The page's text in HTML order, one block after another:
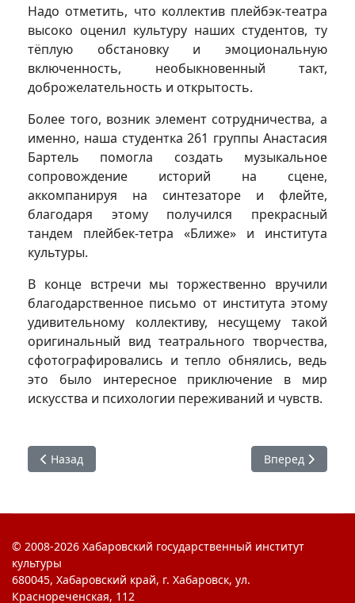
Надо отметить, что коллектив плейбэк-театра
высоко оценил культуру наших студентов, ту
тёплую обстановку и эмоциональную
включенность, необыкновенный такт,
доброжелательность и открытость.
Более того, возник элемент сотрудничества, а
именно, наша студентка 261 группы Анастасия
Бартель помогла создать музыкальное
сопровождение историй на сцене,
аккомпанируя на синтезаторе и флейте,
благодаря этому получился прекрасный
тандем плейбек-тетра «Ближе» и института
культуры.
В конце встречи мы торжественно вручили
благодарственное письмо от института этому
удивительному коллективу, несущему такой
оригинальный вид театрального творчества,
сфотографировались и тепло обнялись, ведь
это было интересное приключение в мир
искусства и психологии переживаний и чувств.
Предыдущий: Алгоритм действий при угрозе близким
Назад Следующий:
Вперед
© 2008-2026 Хабаровский государственный институт
культуры
680045, Хабаровский край, г. Хабаровск, ул.
Краснореченская, 112